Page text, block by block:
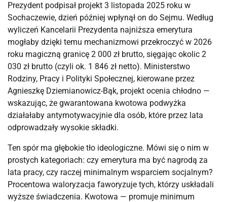
Prezydent podpisał projekt 3 listopada 2025 roku w
Sochaczewie, dzień później wpłynął on do Sejmu. Według
wyliczeń Kancelarii Prezydenta najniższa emerytura
mogłaby dzięki temu mechanizmowi przekroczyć w 2026
roku magiczną granicę 2 000 zł brutto, sięgając okolic 2
030 zł brutto (czyli ok. 1 846 zł netto). Ministerstwo
Rodziny, Pracy i Polityki Społecznej, kierowane przez
Agnieszkę Dziemianowicz-Bąk, projekt ocenia chłodno —
wskazując, że gwarantowana kwotowa podwyżka
działałaby antymotywacyjnie dla osób, które przez lata
odprowadzały wysokie składki.
Ten spór ma głębokie tło ideologiczne. Mówi się o nim w
prostych kategoriach: czy emerytura ma być nagrodą za
lata pracy, czy raczej minimalnym wsparciem socjalnym?
Procentowa waloryzacja faworyzuje tych, którzy uskładali
wyższe świadczenia. Kwotowa — promuje minimum